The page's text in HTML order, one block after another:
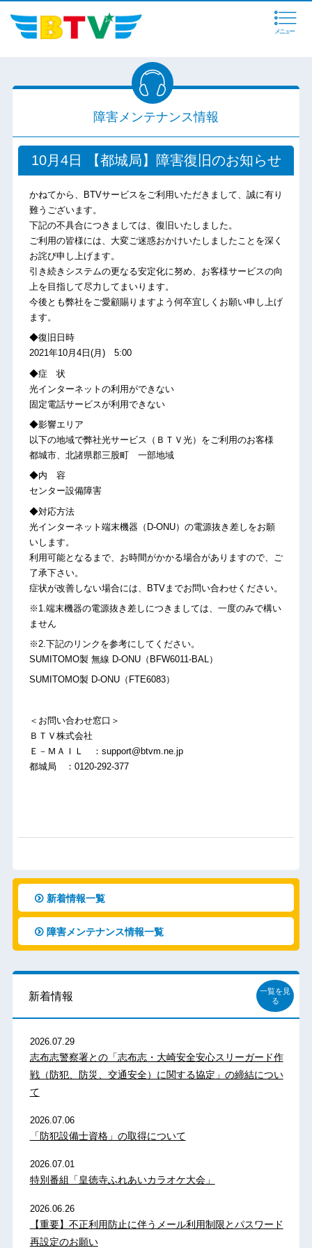
メニュー
障害メンテナンス情報
10月4日 【都城局】障害復旧のお知らせ
かねてから、BTVサービスをご利用いただきまして、誠に有り
難うございます。
下記の不具合につきましては、復旧いたしました。
ご利用の皆様には、大変ご迷惑おかけいたしましたことを深く
お詫び申し上げます。
引き続きシステムの更なる安定化に努め、お客様サービスの向
上を目指して尽力してまいります。
今後とも弊社をご愛顧賜りますよう何卒宜しくお願い申し上げ
ます。
◆復旧日時
2021年10月4日(月) 5:00
◆症 状
光インターネットの利用ができない
固定電話サービスが利用できない
◆影響エリア
以下の地域で弊社光サービス（ＢＴＶ光）をご利用のお客様
都城市、北諸県郡三股町 一部地域
◆内 容
センター設備障害
◆対応方法
光インターネット端末機器（D-ONU）の電源抜き差しをお願
いします。
利用可能となるまで、お時間がかかる場合がありますので、ご
了承下さい。
症状が改善しない場合には、BTVまでお問い合わせください。
※1.端末機器の電源抜き差しにつきましては、一度のみで構い
ません
※2.下記のリンクを参考にしてください。
SUMITOMO製 無線 D-ONU（BFW6011-BAL）
SUMITOMO製 D-ONU（FTE6083）
＜お問い合わせ窓口＞
ＢＴＶ株式会社
Ｅ－ＭＡＩＬ ：support@btvm.ne.jp
都城局 ：0120-292-377
新着情報一覧
障害メンテナンス情報一覧
新着情報
一覧を見
る
2026.07.29
志布志警察署との「志布志・大崎安全安心スリーガード作
戦（防犯、防災、交通安全）に関する協定」の締結につい
て
2026.07.06
「防犯設備士資格」の取得について
2026.07.01
特別番組「皇徳寺ふれあいカラオケ大会」
2026.06.26
【重要】不正利用防止に伴うメール利用制限とパスワード
再設定のお願い